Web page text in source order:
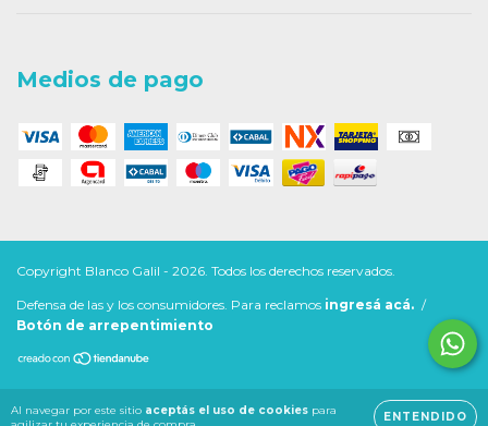
Al navegar por este sitio aceptás el uso de cookies para
ENTENDIDO
Medios de pago
Copyright Blanco Galil - 2026. Todos los derechos reservados.
Defensa de las y los consumidores. Para reclamos ingresá acá. /
Botón de arrepentimiento